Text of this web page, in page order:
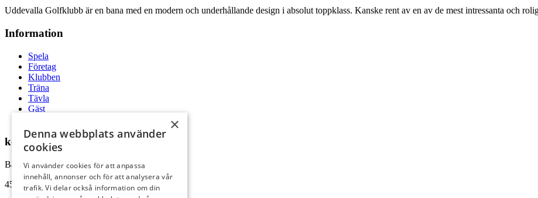
Uddevalla Golfklubb är en bana med en modern och underhållande design i absolut toppklass. Kanske rent av en av de mest intressanta och
Information
Spela
Företag
Klubben
Träna
Tävla
Gäst
kontakta oss
Bången 310
451 94 Uddevalla
×
Denna webbplats använder
cookies
Vi använder cookies för att anpassa
innehåll, annonser och för att analysera vår
trafik. Vi delar också information om din